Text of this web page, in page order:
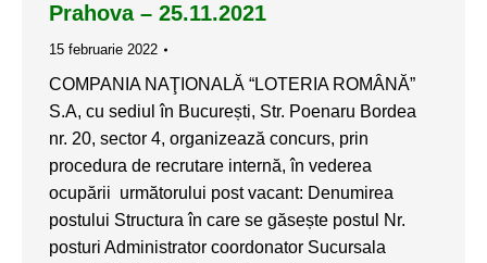
Prahova – 25.11.2021
15 februarie 2022
COMPANIA NAŢIONALĂ “LOTERIA ROMÂNĂ”
S.A, cu sediul în București, Str. Poenaru Bordea
nr. 20, sector 4, organizează concurs, prin
procedura de recrutare internă, în vederea
ocupării următorului post vacant: Denumirea
postului Structura în care se găsește postul Nr.
posturi Administrator coordonator Sucursala